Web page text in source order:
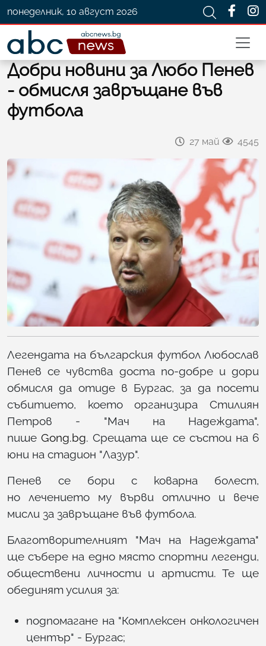
понеделник, 10 август 2026
Добри новини за Любо Пенев
- обмисля завръщане във
футбола
27 май 4545
Легендата на българския футбол Любослав
Пенев се чувства доста по-добре и дори
обмисля да отиде в Бургас, за да посети
събитието, което организира Стилиян
Петров - "Мач на Надеждата",
пишеGong.bg. Срещата ще се състои на 6
юни на стадион "Лазур".
Пенев се бори с коварна болест,
но лечението му върви отлично и вече
мисли за завръщане във футбола.
Благотворителният "Мач на Надеждата"
ще събере на едно място спортни легенди,
обществени личности и артисти. Те ще
обединят усилия за:
подпомагане на "Комплексен онкологичен
център" - Бургас;